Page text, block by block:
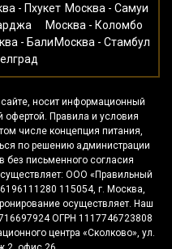
- Пхукет Москва - Самуи
Москва - Коломбо
- БалиМосква - Стамбул
носит информационный
офертой. Правила и условия
числе концепция питания,
по решению администрации
без письменного согласия
ООО «Правильный
115054, г. Москва,
осуществляет. Наш
ОГРН 1117746723808
центра «Сколково», ул.